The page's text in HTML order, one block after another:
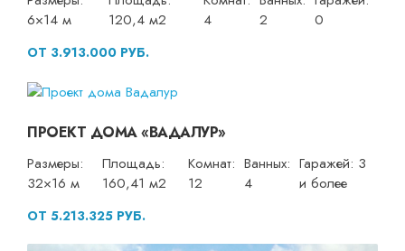
6×14 м
120,4 м2
4
2
0
ОТ 3.913.000 РУБ.
ПРОЕКТ ДОМА «ВАДАЛУР»
Размеры:
32×16 м
Площадь:
160,41 м2
Комнат:
12
Ванных:
4
Гаражей: 3
и более
ОТ 5.213.325 РУБ.